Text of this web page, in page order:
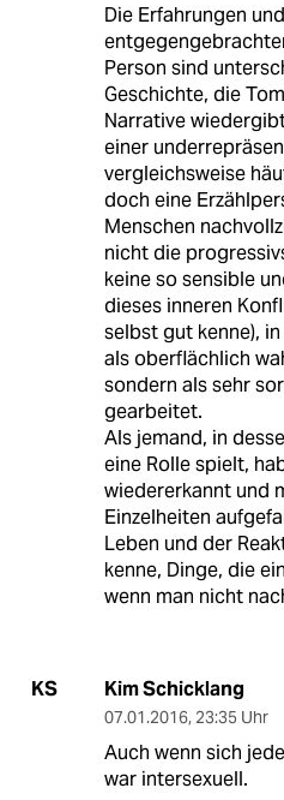
Die Erfahrungen
Person sind
Geschichte, die
Narrative
einer
vergleichsweise
doch eine
Menschen
nicht die
keine so sensible
dieses inneren
selbst gut kenne),
als oberflächlich
sondern als sehr
gearbeitet.
Als jemand, in
eine Rolle spielt,
wiedererkannt und
Einzelheiten
Leben und der
kenne, Dinge, die
wenn man nicht
KS Kim Schicklang
07.01.2016, 23:35 Uhr
Auch wenn sich
war intersexuell.